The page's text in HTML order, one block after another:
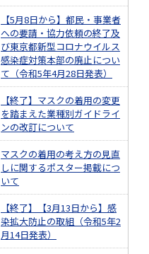
【5月8日から】都民・事業者
への要請・協力依頼の終了及
び東京都新型コロナウイルス
感染症対策本部の廃止につい
て（令和5年4月28日発表）
【終了】マスクの着用の変更
を踏まえた業種別ガイドライ
ンの改訂について
マスクの着用の考え方の見直
しに関するポスター掲載につ
いて
【終了】【3月13日から】感
染拡大防止の取組（令和5年2
月14日発表）